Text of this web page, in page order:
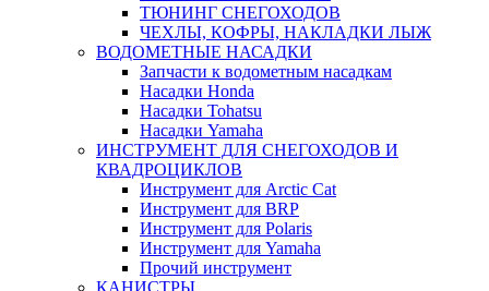
ТЮНИНГ СНЕГОХОДОВ
ЧЕХЛЫ, КОФРЫ, НАКЛАДКИ ЛЫЖ
ВОДОМЕТНЫЕ НАСАДКИ
Запчасти к водометным насадкам
Насадки Honda
Насадки Tohatsu
Насадки Yamaha
ИНСТРУМЕНТ ДЛЯ СНЕГОХОДОВ И
КВАДРОЦИКЛОВ
Инструмент для Arctic Cat
Инструмент для BRP
Инструмент для Polaris
Инструмент для Yamaha
Прочий инструмент
КАНИСТРЫ